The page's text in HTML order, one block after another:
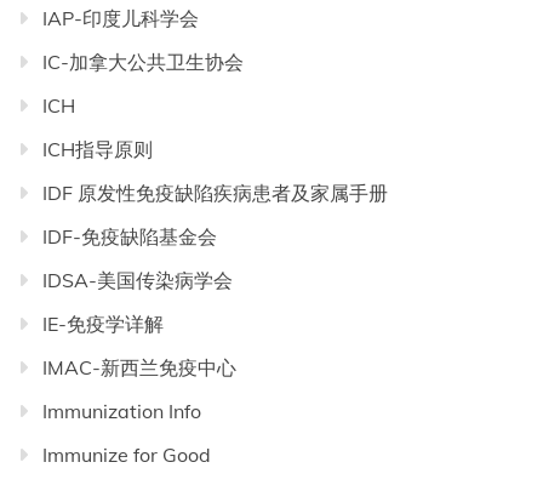
IAP-印度儿科学会
IC-加拿大公共卫生协会
ICH
ICH指导原则
IDF 原发性免疫缺陷疾病患者及家属手册
IDF-免疫缺陷基金会
IDSA-美国传染病学会
IE-免疫学详解
IMAC-新西兰免疫中心
Immunization Info
Immunize for Good